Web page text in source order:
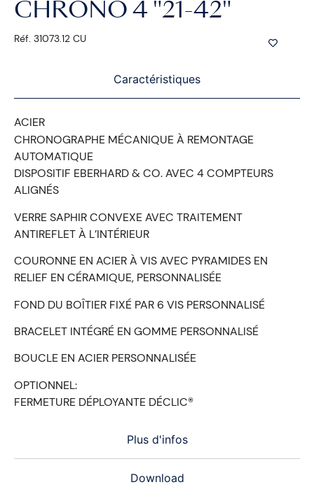
CHRONO 4 "21-42"
Réf. 31073.12 CU
Caractéristiques
Plus d'infos
Download
ACIER
CHRONOGRAPHE MÉCANIQUE À REMONTAGE
AUTOMATIQUE
DISPOSITIF EBERHARD & CO. AVEC 4 COMPTEURS
ALIGNÉS
VERRE SAPHIR CONVEXE AVEC TRAITEMENT
ANTIREFLET À L’INTÉRIEUR
COURONNE EN ACIER À VIS AVEC PYRAMIDES EN
RELIEF EN CÉRAMIQUE, PERSONNALISÉE
FOND DU BOÎTIER FIXÉ PAR 6 VIS PERSONNALISÉ
BRACELET INTÉGRÉ EN GOMME PERSONNALISÉ
BOUCLE EN ACIER PERSONNALISÉE
OPTIONNEL:
FERMETURE DÉPLOYANTE DÉCLIC®